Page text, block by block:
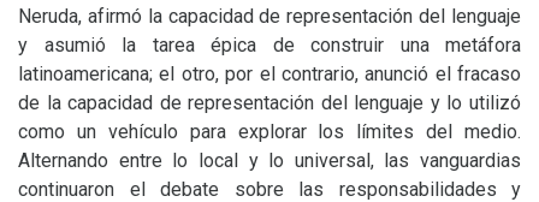
Neruda, afirmó la capacidad de representación del lenguaje
y asumió la tarea épica de construir una metáfora
latinoamericana; el otro, por el contrario, anunció el fracaso
de la capacidad de representación del lenguaje y lo utilizó
como un vehículo para explorar los límites del medio.
Alternando entre lo local y lo universal, las vanguardias
continuaron el debate sobre las responsabilidades y